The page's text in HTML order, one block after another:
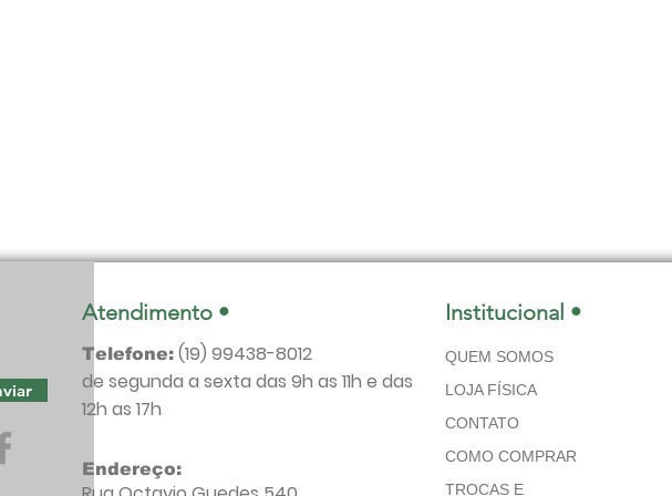
QUEM SOMOS
LOJA FÍSICA
CONTATO
COMO COMPRAR
TROCAS E
Atendimento •
Telefone: (19) 99438-8012
de segunda a sexta das 9h as 11h e das
12h as 17h
Institucional •
Endereço: